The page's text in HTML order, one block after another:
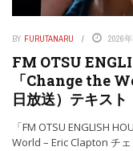
BY FURUTANARU 2026
FM OTSU
「Change the
日放送）テキスト
「FM OTSU ENGLISH
World – Eric Clapton チ